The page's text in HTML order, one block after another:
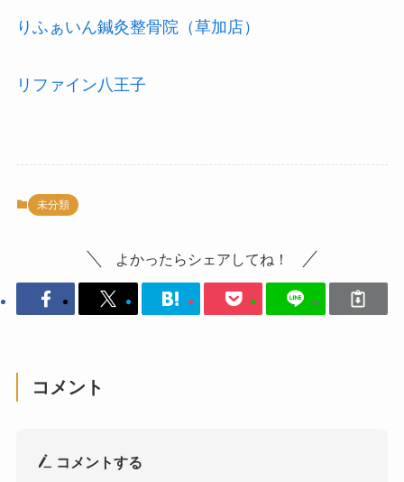
りふぁいん鍼灸整骨院（草加店）
リファイン八王子
未分類
よかったらシェアしてね！
コメント
コメントする